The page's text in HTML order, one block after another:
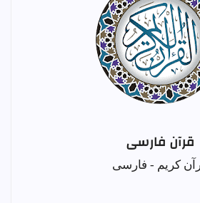
قرآن فارسی
کریم - فارسی